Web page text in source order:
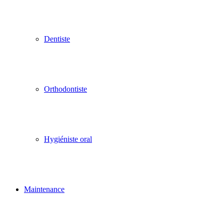
Dentiste
Orthodontiste
Hygiéniste oral
Maintenance